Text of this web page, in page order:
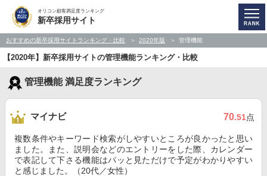
オリコン顧客満足度ランキング
新卒採用サイト
おすすめの新卒採用サイトランキング・比較 2020年版 管理機能
【2020年】新卒採用サイトの管理機能ランキング・比較
管理機能 満足度ランキング
マイナビ 70.51点
複数条件やキーワード検索がしやすいところが良かったと思い
ました。また、説明会などのエントリーをした際、カレンダー
で表記して下さる機能はパッと見ただけで予定がわかりやすい
と感じました。（20代／女性）